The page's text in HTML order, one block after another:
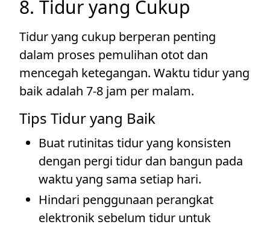
8. Tidur yang Cukup
Tidur yang cukup berperan penting
dalam proses pemulihan otot dan
mencegah ketegangan. Waktu tidur yang
baik adalah 7-8 jam per malam.
Tips Tidur yang Baik
Buat rutinitas tidur yang konsisten
dengan pergi tidur dan bangun pada
waktu yang sama setiap hari.
Hindari penggunaan perangkat
elektronik sebelum tidur untuk